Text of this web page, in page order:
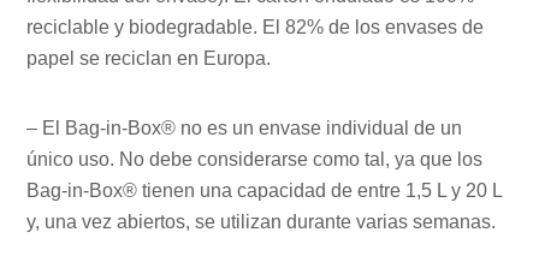
reciclable y biodegradable. El 82% de los envases de
papel se reciclan en Europa.
– El Bag-in-Box® no es un envase individual de un
único uso. No debe considerarse como tal, ya que los
Bag-in-Box® tienen una capacidad de entre 1,5 L y 20 L
y, una vez abiertos, se utilizan durante varias semanas.